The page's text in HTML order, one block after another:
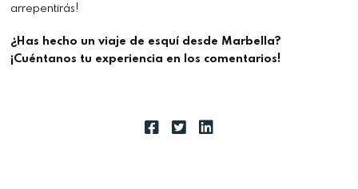
arrepentirás!
¿Has hecho un viaje de esquí desde Marbella?
¡Cuéntanos tu experiencia en los comentarios!